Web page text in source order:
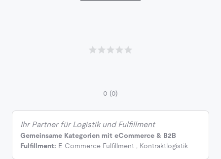
0 (0)
Ihr Partner für Logistik und Fulfillment
Gemeinsame Kategorien mit eCommerce & B2B
Fulfillment: E-Commerce Fulfillment , Kontraktlogistik